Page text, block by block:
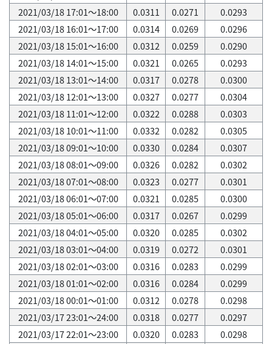
2021/03/18 17:01～18:00
0.0311 0.0271
0.0293
2021/03/18 16:01～17:00
0.0314 0.0269
0.0296
2021/03/18 15:01～16:00
0.0312 0.0259
0.0290
2021/03/18 14:01～15:00
0.0321 0.0265
0.0293
2021/03/18 13:01～14:00
0.0317 0.0278
0.0300
2021/03/18 12:01～13:00
0.0327 0.0277
0.0304
2021/03/18 11:01～12:00
0.0322 0.0288
0.0303
2021/03/18 10:01～11:00
0.0332 0.0282
0.0305
2021/03/18 09:01～10:00
0.0330 0.0284
0.0307
2021/03/18 08:01～09:00
0.0326 0.0282
0.0302
2021/03/18 07:01～08:00
0.0323 0.0277
0.0301
2021/03/18 06:01～07:00
0.0321 0.0285
0.0300
2021/03/18 05:01～06:00
0.0317 0.0267
0.0299
2021/03/18 04:01～05:00
0.0320 0.0285
0.0302
2021/03/18 03:01～04:00
0.0319 0.0272
0.0301
2021/03/18 02:01～03:00
0.0316 0.0283
0.0299
2021/03/18 01:01～02:00
0.0316 0.0284
0.0299
2021/03/18 00:01～01:00
0.0312 0.0278
0.0298
2021/03/17 23:01～24:00
0.0318 0.0277
0.0297
2021/03/17 22:01～23:00
0.0320 0.0283
0.0298